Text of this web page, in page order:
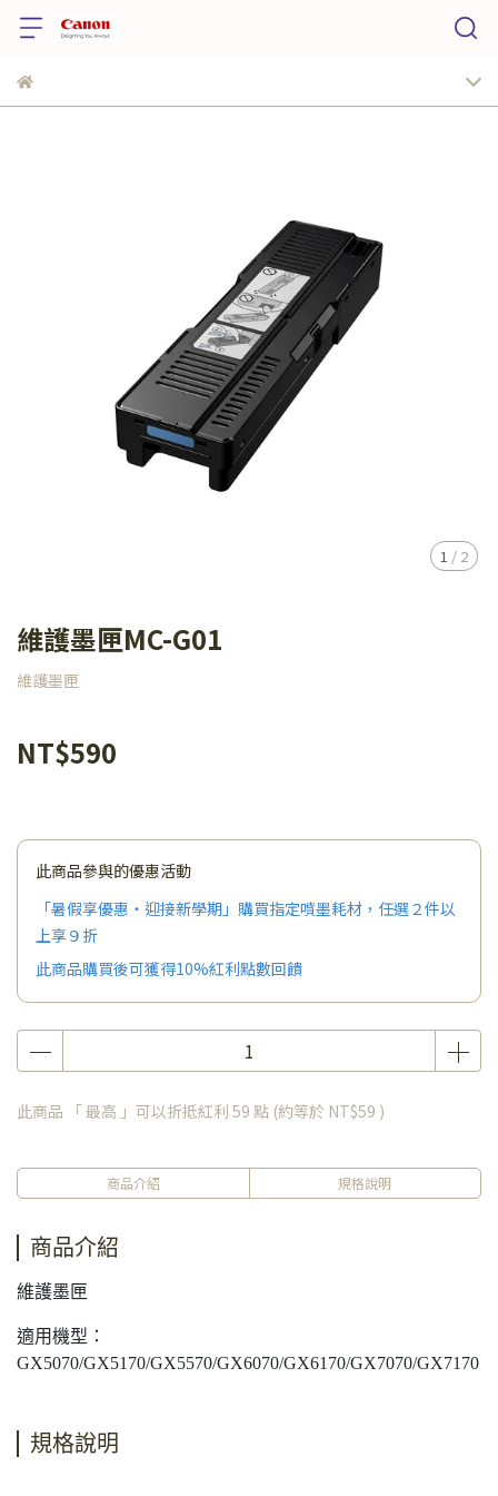
1 / 2
維護墨匣MC-G01
維護墨匣
NT$590
此商品參與的優惠活動
「暑假享優惠・迎接新學期」購買指定噴墨耗材，任選２件以
上享９折
此商品購買後可獲得10%紅利點數回饋
此商品 「 最高 」可以折抵紅利 59 點 (約等於 NT$59 )
商品介紹 規格說明
商品介紹
維護墨匣
適用機型：
GX5070/GX5170/GX5570/GX6070/GX6170/GX7070/GX7170
規格說明